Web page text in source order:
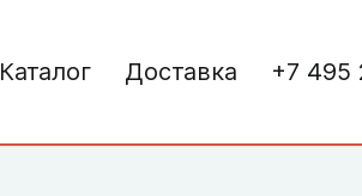
Каталог Доставка +7 495